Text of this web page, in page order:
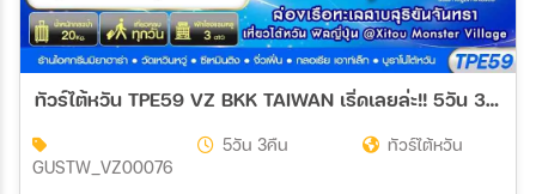
ทัวร์ไต้หวัน TPE59 VZ BKK TAIWAN เริ่ดเลยล่ะ!! 5วัน 3คืน (VZ)
GUSTW_VZ00076
5วัน 3คืน ทัวร์ไต้หวัน